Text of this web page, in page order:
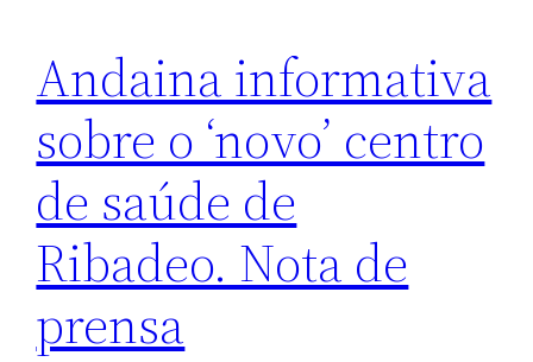
Andaina informativa
sobre o ‘novo’ centro
de saúde de
Ribadeo. Nota de
prensa